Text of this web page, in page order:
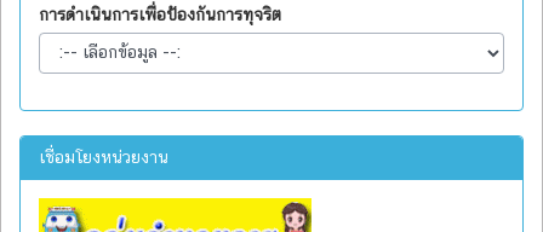
การดำเนินการเพื่อป้องกันการทุจริต
เชื่อมโยงหน่วยงาน